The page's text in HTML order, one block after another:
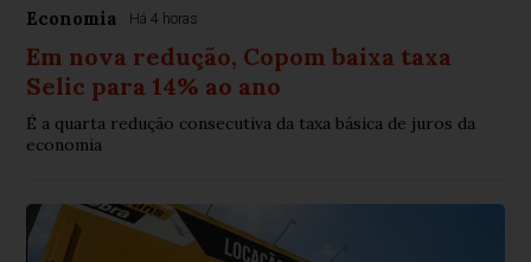
Economia Há 4 horas
Em nova redução, Copom baixa taxa
Selic para 14% ao ano
É a quarta redução consecutiva da taxa básica de juros da
economia